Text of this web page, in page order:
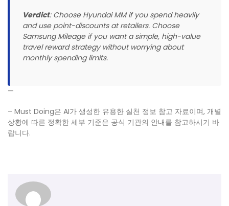
Verdict: Choose Hyundai MM if you spend heavily
and use point-discounts at retailers. Choose
Samsung Mileage if you want a simple, high-value
travel reward strategy without worrying about
monthly spending limits.
—
– Must Doing은 AI가 생성한 유용한 실천 정보 참고 자료이며, 개별
상황에 따른 정확한 세부 기준은 공식 기관의 안내를 참고하시기 바
랍니다.